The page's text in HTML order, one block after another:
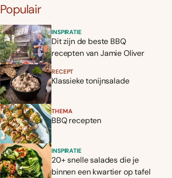
Populair
INSPIRATIE
Dit zijn de beste BBQ
recepten van Jamie Oliver
RECEPT
Klassieke tonijnsalade
THEMA
BBQ recepten
INSPIRATIE
20+ snelle salades die je
binnen een kwartier op tafel